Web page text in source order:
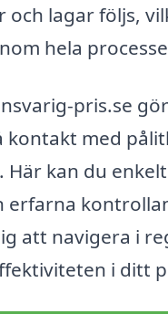
och lagar följs,
hela
pris.se
kontakt med
kan du
att navigera i
i ditt